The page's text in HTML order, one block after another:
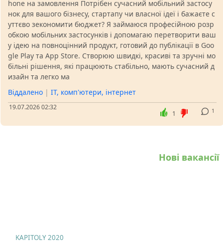
hone на замовлення Потрібен сучасний мобільний застосу
нок для вашого бізнесу, стартапу чи власної ідеї і бажаєте с
уттєво зекономити бюджет? Я займаюся професійною розр
обкою мобільних застосунків і допомагаю перетворити ваш
у ідею на повноцінний продукт, готовий до публікації в Goo
gle Play та App Store. Створюю швидкі, красиві та зручні мо
більні рішення, які працюють стабільно, мають сучасний д
изайн та легко ма
Віддалено | IT, комп'ютери, інтернет
19.07.2026 02:32 1
1
Нові вакансії
KAPITOLY 2020